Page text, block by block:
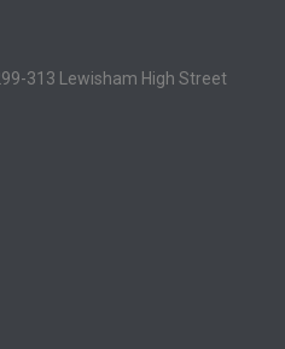
313 Lewisham High Street